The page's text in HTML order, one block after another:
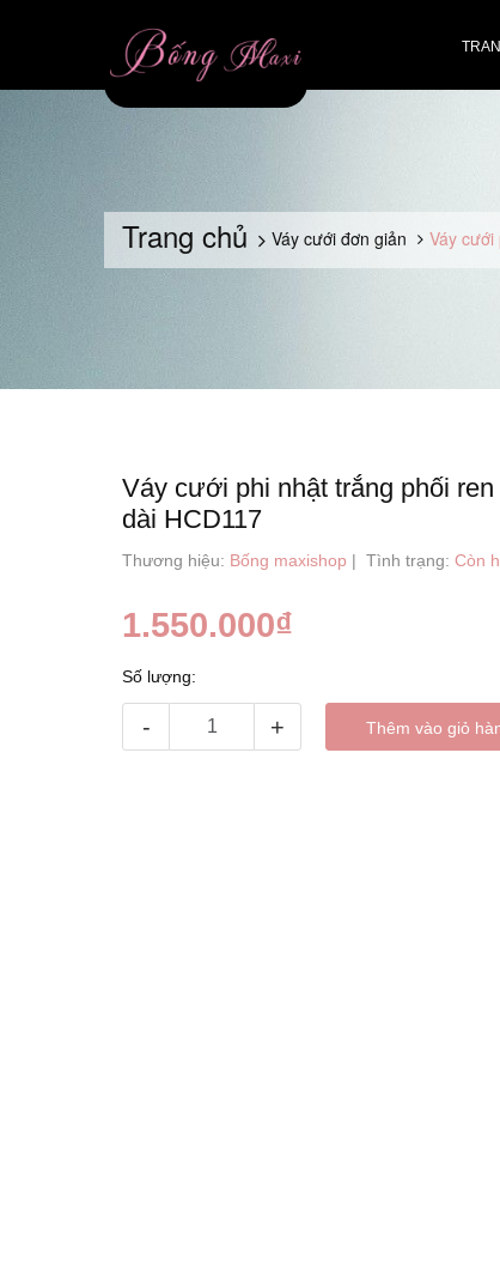
Trang chủ Váy cưới đơn giản Váy
Váy cưới phi nhật trắng phối
dài HCD117
Thương hiệu: Bống maxishop | Tình trạng: Còn
1.550.000₫
Số lượng:
- + Thêm vào giỏ